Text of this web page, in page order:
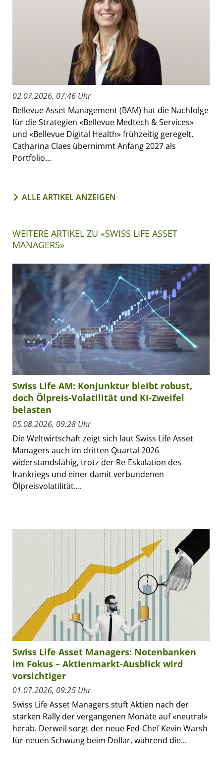
02.07.2026, 07:46 Uhr
Bellevue Asset Management (BAM) hat die Nachfolge
für die Strategien «Bellevue Medtech & Services»
und «Bellevue Digital Health» frühzeitig geregelt.
Catharina Claes übernimmt Anfang 2027 als
Portfolio...
ALLE ARTIKEL ANZEIGEN
WEITERE ARTIKEL ZU «SWISS LIFE ASSET
MANAGERS»
Swiss Life AM: Konjunktur bleibt robust,
doch Ölpreis-Volatilität und KI-Zweifel
belasten
05.08.2026, 09:28 Uhr
Die Weltwirtschaft zeigt sich laut Swiss Life Asset
Managers auch im dritten Quartal 2026
widerstandsfähig, trotz der Re-Eskalation des
Irankriegs und einer damit verbundenen
Ölpreisvolatilität....
Swiss Life Asset Managers: Notenbanken
im Fokus – Aktienmarkt-Ausblick wird
vorsichtiger
01.07.2026, 09:25 Uhr
Swiss Life Asset Managers stuft Aktien nach der
starken Rally der vergangenen Monate auf «neutral»
herab. Derweil sorgt der neue Fed-Chef Kevin Warsh
für neuen Schwung beim Dollar, während die...